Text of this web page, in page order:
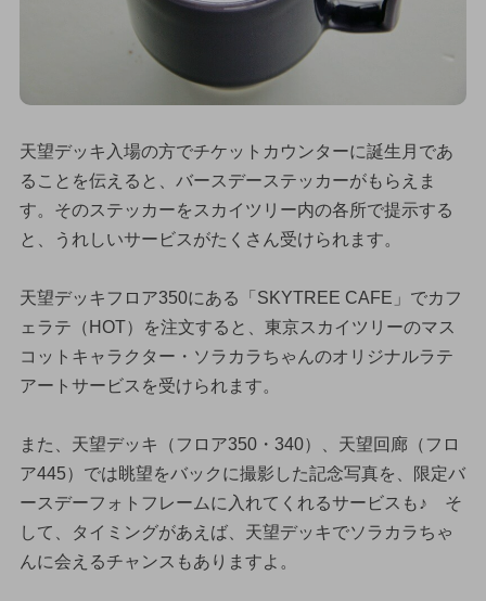
天望デッキ入場の方でチケットカウンターに誕生月であ
ることを伝えると、バースデーステッカーがもらえま
す。そのステッカーをスカイツリー内の各所で提示する
と、うれしいサービスがたくさん受けられます。
天望デッキフロア350にある「SKYTREE CAFE」でカフ
ェラテ（HOT）を注文すると、東京スカイツリーのマス
コットキャラクター・ソラカラちゃんのオリジナルラテ
アートサービスを受けられます。
また、天望デッキ（フロア350・340）、天望回廊（フロ
ア445）では眺望をバックに撮影した記念写真を、限定バ
ースデーフォトフレームに入れてくれるサービスも♪ そ
して、タイミングがあえば、天望デッキでソラカラちゃ
んに会えるチャンスもありますよ。